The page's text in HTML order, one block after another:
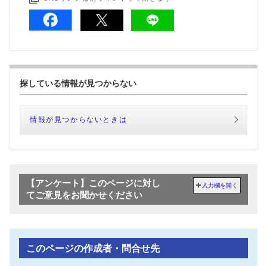
探している情報が見つからない
情報が見つからないときは
【アンケート】このページに対し
てご意見をお聞かせください
入力欄を開く
このページの作成者・問合せ先